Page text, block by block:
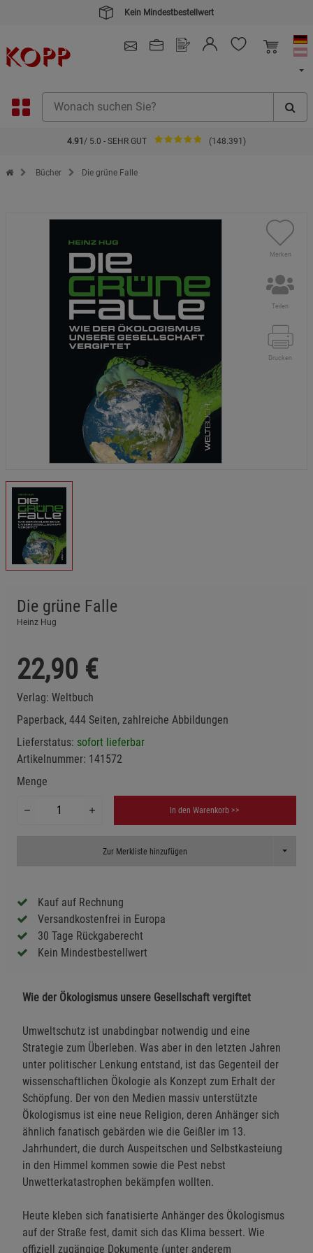
Kein Mindestbestellwert
4.91 / 5.0 - SEHR GUT (148.391)
Zur Startseite des Kopp Verlag Online-Shop
Bücher Die grüne Falle
Merken
Teilen
Drucken
Die grüne Falle
Heinz Hug
22,90 €
Verlag: Weltbuch
Paperback, 444 Seiten, zahlreiche Abbildungen
Lieferstatus: sofort lieferbar
Artikelnummer: 141572
Menge
In den Warenkorb >>
Zur Merkliste hinzufügen Toggle
Kauf auf Rechnung
Versandkostenfrei in Europa
30 Tage Rückgaberecht
Kein Mindestbestellwert
Wie der Ökologismus unsere Gesellschaft vergiftet
Umweltschutz ist unabdingbar notwendig und eine
Strategie zum Überleben. Was aber in den letzten Jahren
unter politischer Lenkung entstand, ist das Gegenteil der
wissenschaftlichen Ökologie als Konzept zum Erhalt der
Schöpfung. Der von den Medien massiv unterstützte
Ökologismus ist eine neue Religion, deren Anhänger sich
ähnlich fanatisch gebärden wie die Geißler im 13.
Jahrhundert, die durch Auspeitschen und Selbstkasteiung
in den Himmel kommen sowie die Pest nebst
Unwetterkatastrophen bekämpfen wollten.
Heute kleben sich fanatisierte Anhänger des Ökologismus
auf der Straße fest, damit sich das Klima bessert. Wie
offiziell zugängige Dokumente (unter anderem